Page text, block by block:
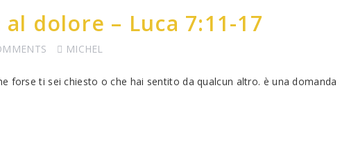
dolore – Luca 7:11-17
MICHEL
forse ti sei chiesto o che hai sentito da qualcun altro. è una